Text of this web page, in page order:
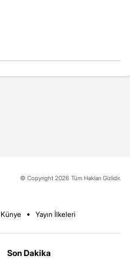
© Copyright 2026 Tüm Hakları Gizlidir.
Künye Yayın İlkeleri
Son Dakika